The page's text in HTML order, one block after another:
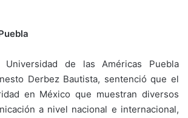
de las Américas Puebla
Derbez Bautista, sentenció que el
en México que muestran diversos
a nivel nacional e internacional,